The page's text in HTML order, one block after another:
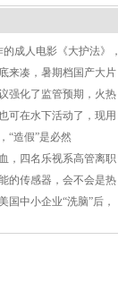
成人电影《大护法》，
来凑，暑期档国产大片
强化了监管预期，火热
可在水下活动了，现用
“造假”是必然
，四名乐视系高管离职
的传感器，会不会是热
国中小企业“洗脑”后，